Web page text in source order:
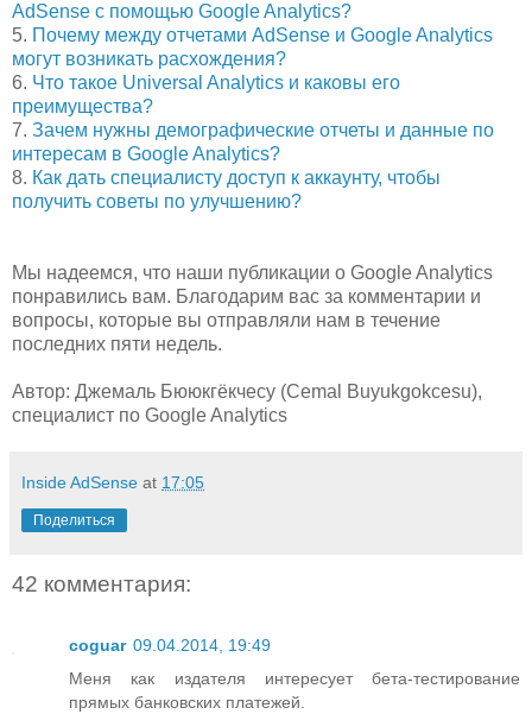
AdSense с помощью Google Analytics?
5. Почему между отчетами AdSense и Google Analytics
могут возникать расхождения?
6. Что такое Universal Analytics и каковы его
преимущества?
7. Зачем нужны демографические отчеты и данные по
интересам в Google Analytics?
8. Как дать специалисту доступ к аккаунту, чтобы
получить советы по улучшению?
Мы надеемся, что наши публикации о Google Analytics
понравились вам. Благодарим вас за комментарии и
вопросы, которые вы отправляли нам в течение
последних пяти недель.
Автор: Джемаль Бююкгёкчесу (Cemal Buyukgokcesu),
специалист по Google Analytics
Inside AdSense at 17:05
Поделиться
42 комментария:
coguar 09.04.2014, 19:49
Меня как издателя интересует бета-тестирование
прямых банковских платежей.